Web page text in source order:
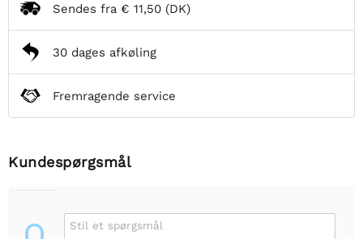
Sendes fra € 11,50 (DK)
30 dages afkøling
Fremragende service
Kundespørgsmål
Stil et spørgsmål